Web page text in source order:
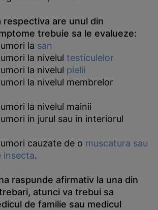
respectiva are unul din
trebuie sa le evalueze:
la san
la nivelul testiculelor
la nivelul pielii
la nivelul membrelor
la nivelul mainii
in jurul sau in interiorul
cauzate de o muscatura sau
insecta.
raspunde afirmativ la una din
atunci va trebui sa
de familie sau medicul